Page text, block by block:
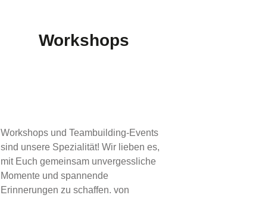
Workshops
Workshops und Teambuilding-Events
sind unsere Spezialität! Wir lieben es,
mit Euch gemeinsam unvergessliche
Momente und spannende
Erinnerungen zu schaffen. von